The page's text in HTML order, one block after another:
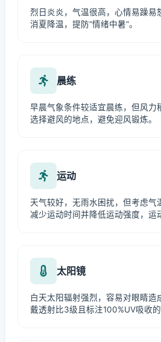
烈日炎炎，气温很高，心情易躁易
消夏降温，提防“情绪中暑”。
晨练
早晨气象条件较适宜晨练，但风力
选择避风的地点，避免迎风锻炼。
运动
天气较好，无雨水困扰，但考虑气
减少运动时间并降低运动强度，运
太阳镜
白天太阳辐射强烈，容易对眼睛造
戴透射比3级且标注100%UV吸收